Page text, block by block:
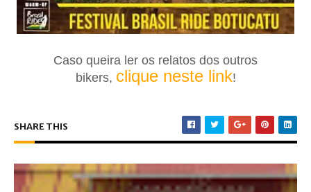
Caso queira ler os relatos dos outros
bikers, clique neste link!
SHARE THIS